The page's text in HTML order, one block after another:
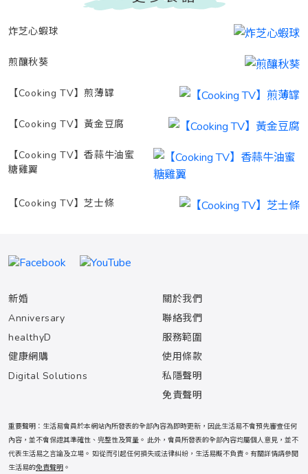
炸芝心蝦球
煎釀秋葵
【Cooking TV】煎薄罉
【Cooking TV】黃金豆腐
【Cooking TV】香蒜牛油蜜
糖雞翼
【Cooking TV】芝士條
新婚
Anniversary
healthyD
健康網購
Digital Solutions
關於我們
聯絡我們
服務範圍
使用條款
私隱聲明
免責聲明
重要聲明：生活易會員於本網站內所發表的全部內容為即時更新，因此生活易不會預先審查任何
內容，並不會保證其準確性、完整性及質量。 此外，會員所發表的全部內容均屬個人意見，並不
代表生活易之言論及立場。 如從而引起任何損失或法律糾紛，生活易概不負責。有關詳情請參閱
生活易的免責聲明 。